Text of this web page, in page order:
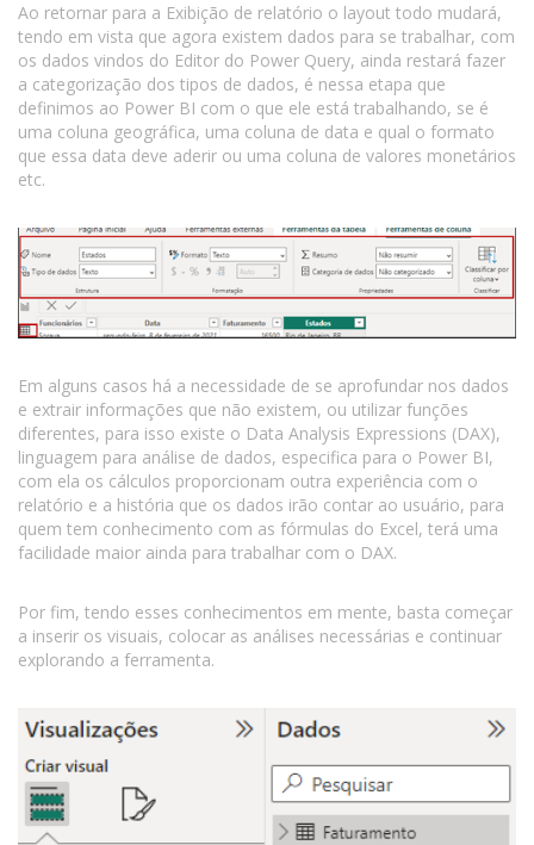
Ao retornar para a Exibição de relatório o layout todo mudará,
tendo em vista que agora existem dados para se trabalhar, com
os dados vindos do Editor do Power Query, ainda restará fazer
a categorização dos tipos de dados, é nessa etapa que
definimos ao Power BI com o que ele está trabalhando, se é
uma coluna geográfica, uma coluna de data e qual o formato
que essa data deve aderir ou uma coluna de valores monetários
etc.
Em alguns casos há a necessidade de se aprofundar nos dados
e extrair informações que não existem, ou utilizar funções
diferentes, para isso existe o Data Analysis Expressions (DAX),
linguagem para análise de dados, especifica para o Power BI,
com ela os cálculos proporcionam outra experiência com o
relatório e a história que os dados irão contar ao usuário, para
quem tem conhecimento com as fórmulas do Excel, terá uma
facilidade maior ainda para trabalhar com o DAX.
Por fim, tendo esses conhecimentos em mente, basta começar
a inserir os visuais, colocar as análises necessárias e continuar
explorando a ferramenta.